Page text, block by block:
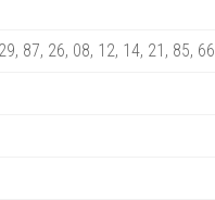
87, 26, 08, 12, 14, 21, 85, 66